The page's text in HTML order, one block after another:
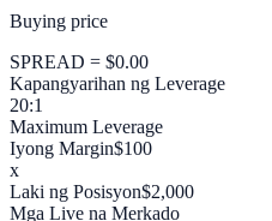
Buying price
SPREAD = $0.00
Kapangyarihan ng Leverage
20:1
Maximum Leverage
Iyong Margin$100
x
Laki ng Posisyon$2,000
Mga Live na Merkado